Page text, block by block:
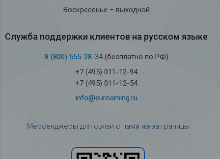
Воскресенье – выходной
Служба под­держки кли­ен­тов на рус­ском языке
8 (800) 555-28-34(бесплатно по РФ)
+7 (495) 011-12-94
+7 (495) 011-12-54
info@euroaming.ru
Мессенджеры для связи с нами из-за границы